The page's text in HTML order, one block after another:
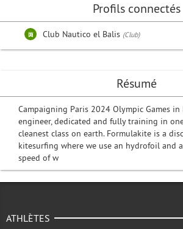
Résumé
Campaigning Paris 2024 Olympic Games in
engineer, dedicated and fully training in
cleanest class on earth. Formulakite is a
kitesurfing where we use an hydrofoil and
speed of w
Profils connectés
Club Nautico el Balis (Club)
ATHLÈTES